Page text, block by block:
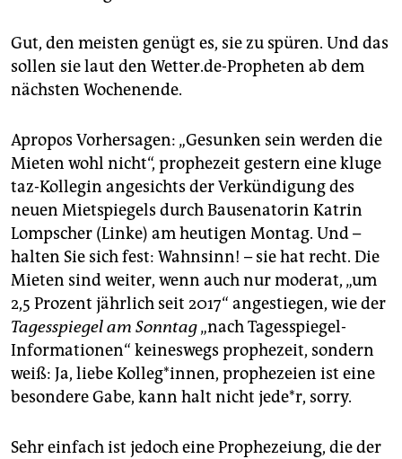
Gut, den meisten genügt es, sie zu spüren. Und das
sollen sie laut den Wetter.de-Propheten ab dem
nächsten Wochenende.
Apropos Vorhersagen: „Gesunken sein werden die
Mieten wohl nicht“, prophezeit gestern eine kluge
taz-Kollegin angesichts der Verkündigung des
neuen Mietspiegels durch Bausenatorin Katrin
Lompscher (Linke) am heutigen Montag. Und –
halten Sie sich fest: Wahnsinn! – sie hat recht. Die
Mieten sind weiter, wenn auch nur moderat, „um
2,5 Prozent jährlich seit 2017“ angestiegen, wie der
Tagesspiegelam Sonntag„nach Tagesspiegel-
Informationen“ keineswegs prophezeit, sondern
weiß: Ja, liebe Kolleg*innen, prophezeien ist eine
besondere Gabe, kann halt nicht jede*r, sorry.
Sehr einfach ist jedoch eine Prophezeiung, die der